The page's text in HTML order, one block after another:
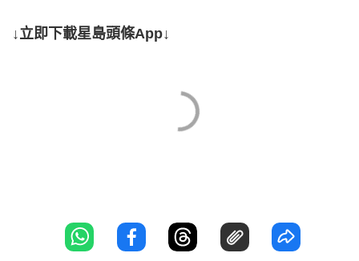
↓立即下載星島頭條App↓